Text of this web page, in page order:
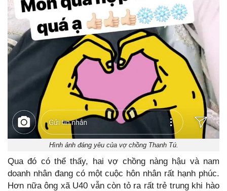
Hình ảnh đáng yêu của vợ chồng Thanh Tú.
Qua đó có thể thấy, hai vợ chồng nàng hậu và nam
doanh nhân đang có một cuộc hôn nhân rất hạnh phúc.
Hơn nữa ông xã U40 vẫn còn tỏ ra rất trẻ trung khi hào